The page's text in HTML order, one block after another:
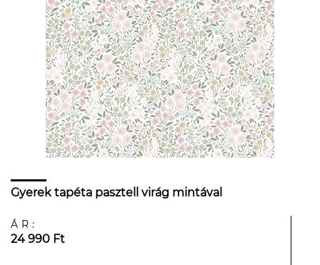
Gyerek tapéta pasztell virág mintával
ÁR:
24 990 Ft